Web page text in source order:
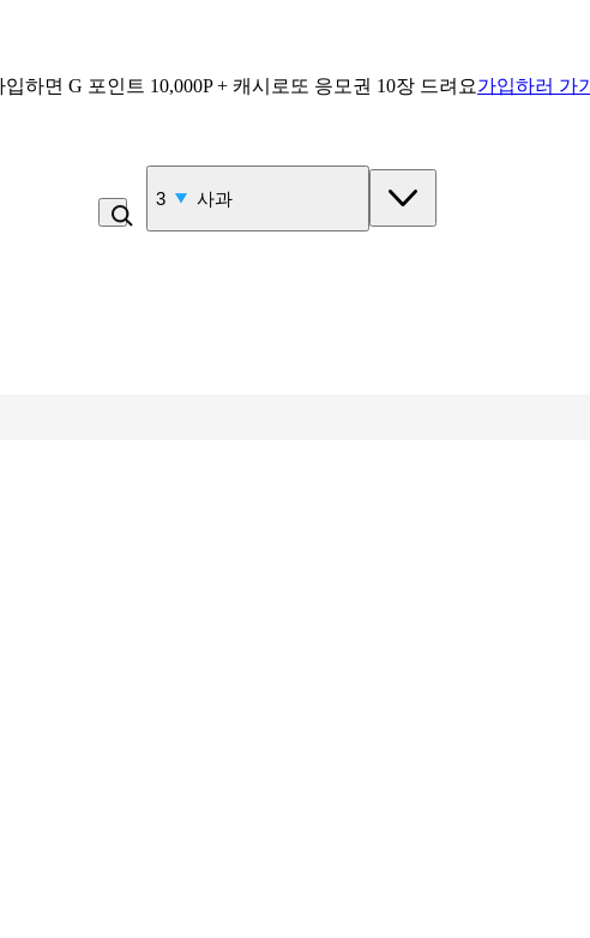
입하면 G 포인트 10,000P + 캐시로또 응모권 10장 드려요가입하러 가기
4 고100 촉촉 고구마 스틱